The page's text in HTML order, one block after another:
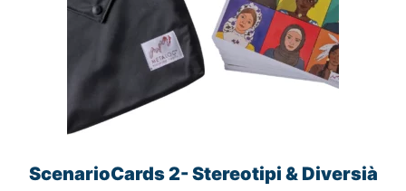
ScenarioCards 2- Stereotipi & Diversià